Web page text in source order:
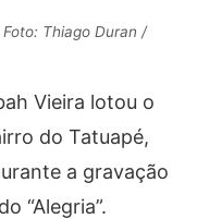
Thiago Duran /
Vieira lotou o
do Tatuapé,
a gravação
“Alegria”.